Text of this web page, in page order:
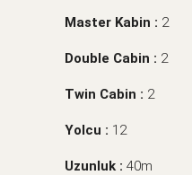
Master Kabin : 2
Double Cabin : 2
Twin Cabin : 2
Yolcu : 12
Uzunluk : 40m